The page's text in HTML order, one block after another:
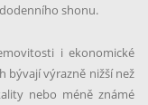
shonu.
i ekonomické
bývají výrazně nižší než
nebo méně známé